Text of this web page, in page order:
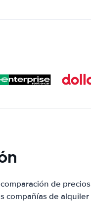
de precios
compañías de alquiler